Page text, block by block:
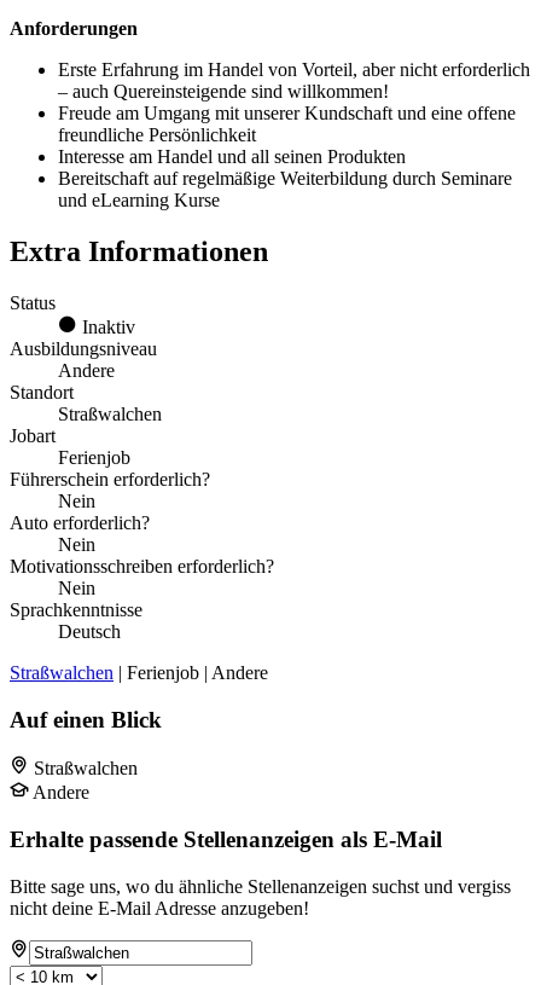
Anforderungen
Erste Erfahrung im Handel von Vorteil, aber nicht erforderlich
– auch Quereinsteigende sind willkommen!
Freude am Umgang mit unserer Kundschaft und eine offene
freundliche Persönlichkeit
Interesse am Handel und all seinen Produkten
Bereitschaft auf regelmäßige Weiterbildung durch Seminare
und eLearning Kurse
Extra Informationen
Status
Inaktiv
Ausbildungsniveau
Andere
Standort
Straßwalchen
Jobart
Ferienjob
Führerschein erforderlich?
Nein
Auto erforderlich?
Nein
Motivationsschreiben erforderlich?
Nein
Sprachkenntnisse
Deutsch
Straßwalchen | Ferienjob | Andere
Auf einen Blick
Straßwalchen
Andere
Erhalte passende Stellenanzeigen als E-Mail
Bitte sage uns, wo du ähnliche Stellenanzeigen suchst und vergiss
nicht deine E-Mail Adresse anzugeben!